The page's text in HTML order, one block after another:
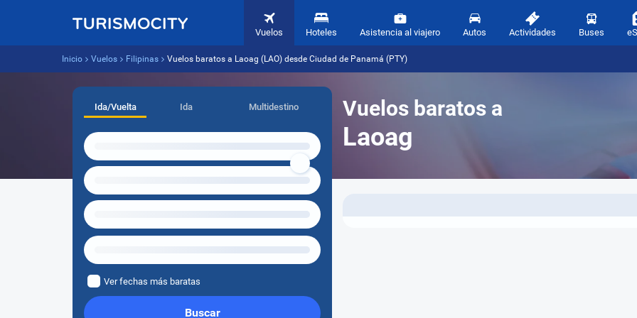
Vuelos Hoteles Asistencia al viajero Autos Actividades Buses
Inicio Vuelos Filipinas Vuelos baratos a Laoag (LAO) desde Ciudad de Panamá (PTY)
Vuelos baratos a
Laoag
Ida/Vuelta Ida Multidestino
Ver fechas más baratas
Buscar